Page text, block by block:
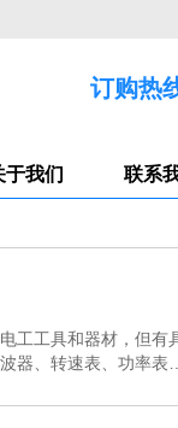
订购热线
于我们 联系
工工具和器材，
器、转速表、功率表